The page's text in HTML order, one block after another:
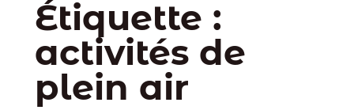
Étiquette :
activités de
plein air